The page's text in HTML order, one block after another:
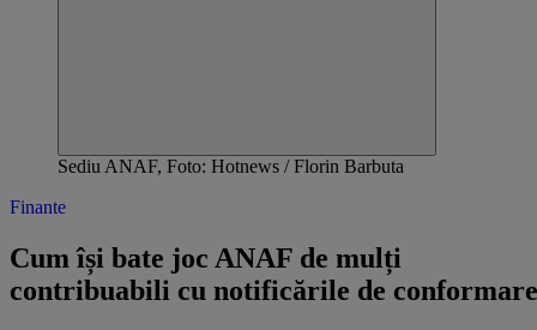
Sediu ANAF, Foto: Hotnews / Florin Barbuta
Finante
Cum își bate joc ANAF de mulți
contribuabili cu notificările de conformare